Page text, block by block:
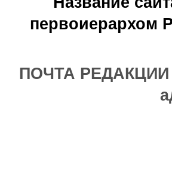
первоиерархом
ПОЧТА РЕДАКЦИИ